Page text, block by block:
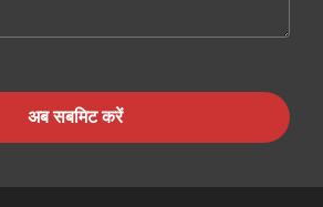
अब सबमिट करें